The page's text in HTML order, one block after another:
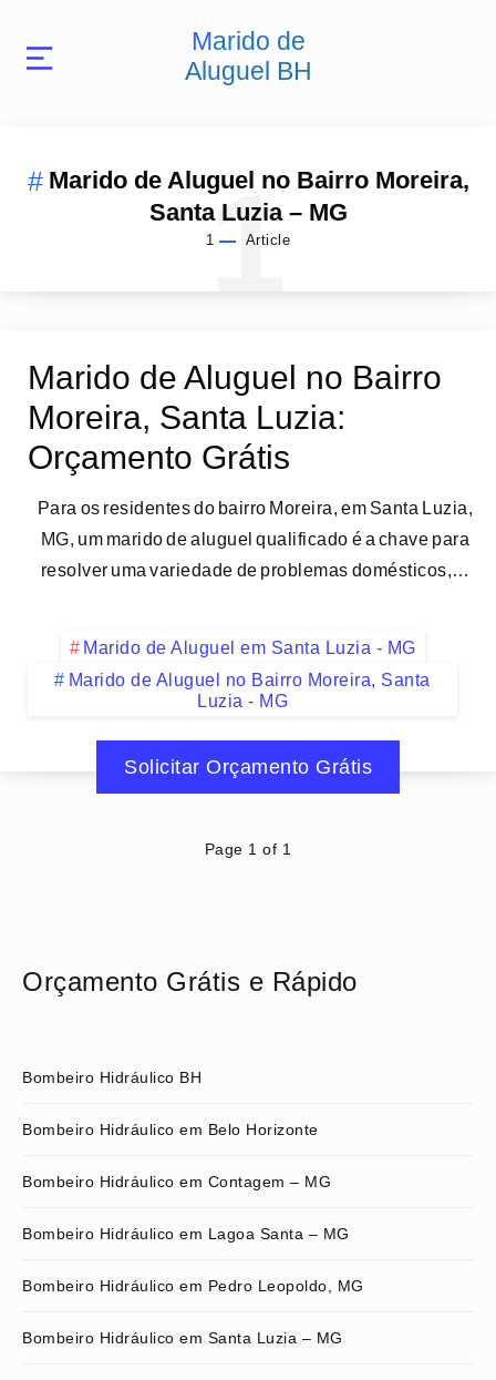
Marido de
Aluguel BH
Marido de Aluguel no Bairro Moreira,
Santa Luzia – MG
1 Article
1
Marido de Aluguel no Bairro
Moreira, Santa Luzia:
Orçamento Grátis
Para os residentes do bairro Moreira, em Santa Luzia,
MG, um marido de aluguel qualificado é a chave para
resolver uma variedade de problemas domésticos,…
Marido de Aluguel em Santa Luzia - MG
Marido de Aluguel no Bairro Moreira, Santa
Luzia - MG
Solicitar Orçamento Grátis
Page 1 of 1
Orçamento Grátis e Rápido
Bombeiro Hidráulico BH
Bombeiro Hidráulico em Belo Horizonte
Bombeiro Hidráulico em Contagem – MG
Bombeiro Hidráulico em Lagoa Santa – MG
Bombeiro Hidráulico em Pedro Leopoldo, MG
Bombeiro Hidráulico em Santa Luzia – MG